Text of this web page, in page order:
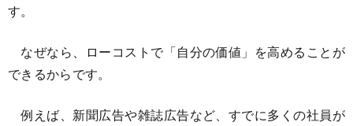
す。
なぜなら、ローコストで「自分の価値」を高めることが
できるからです。
例えば、新聞広告や雑誌広告など、すでに多くの社員が